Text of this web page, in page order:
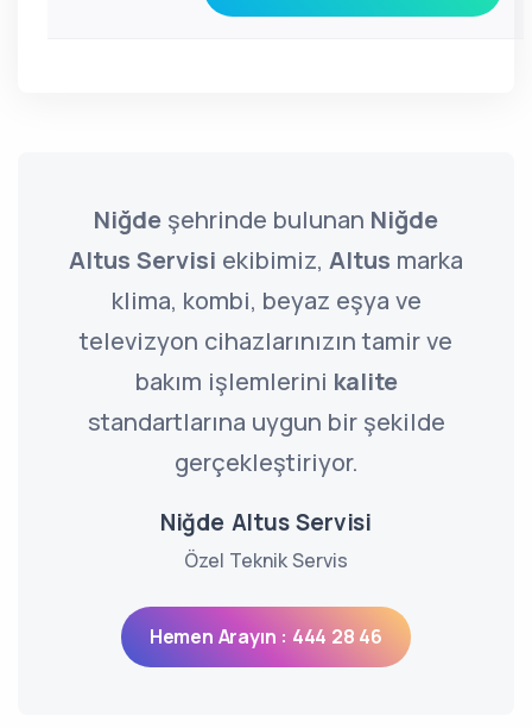
Niğde şehrinde bulunan Niğde
Altus Servisi ekibimiz, Altus marka
klima, kombi, beyaz eşya ve
televizyon cihazlarınızın tamir ve
bakım işlemlerini kalite
standartlarına uygun bir şekilde
gerçekleştiriyor.
Niğde Altus Servisi
Özel Teknik Servis
Hemen Arayın : 444 28 46